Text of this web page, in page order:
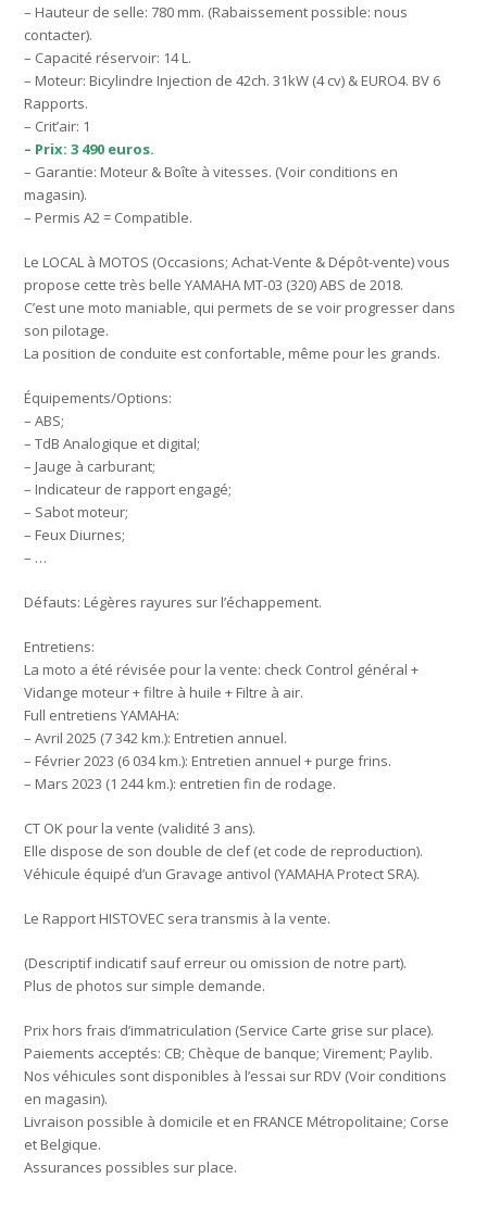
– Hauteur de selle: 780 mm. (Rabaissement possible: nous
contacter).
– Capacité réservoir: 14 L.
– Moteur: Bicylindre Injection de 42ch. 31kW (4 cv) & EURO4. BV 6
Rapports.
– Crit’air: 1
– Prix: 3 490 euros.
– Garantie: Moteur & Boîte à vitesses. (Voir conditions en
magasin).
– Permis A2 = Compatible.
Le LOCAL à MOTOS (Occasions; Achat-Vente & Dépôt-vente) vous
propose cette très belle YAMAHA MT-03 (320) ABS de 2018.
C’est une moto maniable, qui permets de se voir progresser dans
son pilotage.
La position de conduite est confortable, même pour les grands.
Équipements/Options:
– ABS;
– TdB Analogique et digital;
– Jauge à carburant;
– Indicateur de rapport engagé;
– Sabot moteur;
– Feux Diurnes;
– …
Défauts: Légères rayures sur l’échappement.
Entretiens:
La moto a été révisée pour la vente: check Control général +
Vidange moteur + filtre à huile + Filtre à air.
Full entretiens YAMAHA:
– Avril 2025 (7 342 km.): Entretien annuel.
– Février 2023 (6 034 km.): Entretien annuel + purge frins.
– Mars 2023 (1 244 km.): entretien fin de rodage.
CT OK pour la vente (validité 3 ans).
Elle dispose de son double de clef (et code de reproduction).
Véhicule équipé d’un Gravage antivol (YAMAHA Protect SRA).
Le Rapport HISTOVEC sera transmis à la vente.
(Descriptif indicatif sauf erreur ou omission de notre part).
Plus de photos sur simple demande.
Prix hors frais d’immatriculation (Service Carte grise sur place).
Paiements acceptés: CB; Chèque de banque; Virement; Paylib.
Nos véhicules sont disponibles à l’essai sur RDV (Voir conditions
en magasin).
Livraison possible à domicile et en FRANCE Métropolitaine; Corse
et Belgique.
Assurances possibles sur place.